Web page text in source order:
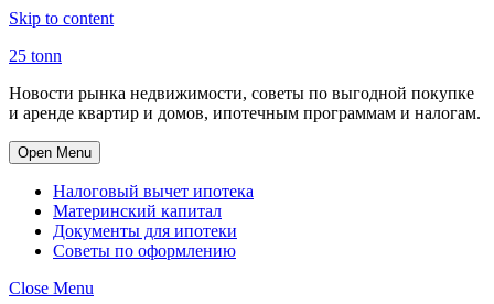
Skip to content
25 tonn
Новости рынка недвижимости, советы по выгодной покупке
и аренде квартир и домов, ипотечным программам и налогам.
Open Menu
Налоговый вычет ипотека
Материнский капитал
Документы для ипотеки
Советы по оформлению
Close Menu